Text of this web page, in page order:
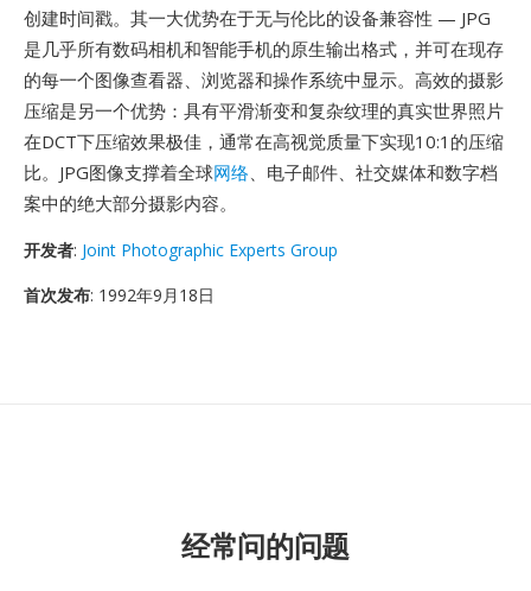
创建时间戳。其一大优势在于无与伦比的设备兼容性 — JPG
是几乎所有数码相机和智能手机的原生输出格式，并可在现存
的每一个图像查看器、浏览器和操作系统中显示。高效的摄影
压缩是另一个优势：具有平滑渐变和复杂纹理的真实世界照片
在DCT下压缩效果极佳，通常在高视觉质量下实现10:1的压缩
比。JPG图像支撑着全球网络、电子邮件、社交媒体和数字档
案中的绝大部分摄影内容。
开发者: Joint Photographic Experts Group
首次发布: 1992年9月18日
经常问的问题